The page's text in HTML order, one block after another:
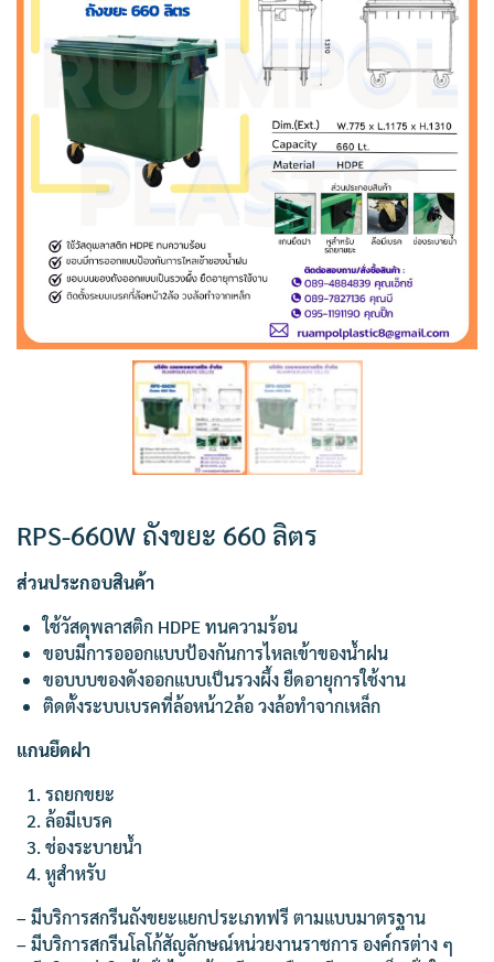
RPS-660W ถังขยะ 660 ลิตร
ส่วนประกอบสินค้า
ใช้วัสดุพลาสติก HDPE ทนความร้อน
ขอบมีการอออกแบบป้องกันการไหลเข้าของน้ำฝน
ขอบบบของดังออกแบบเป็นรวงผึ้ง ยืดอายุการใช้งาน
ติดตั้งระบบเบรคที่ล้อหน้า2ล้อ วงล้อทำจากเหล็ก
แกนยึดฝา
รถยกขยะ
ล้อมีเบรค
ช่องระบายน้ำ
หูสำหรับ
– มีบริการสกรีนถังขยะแยกประเภทฟรี ตามแบบมาตรฐาน
– มีบริการสกรีนโลโก้สัญลักษณ์หน่วยงานราชการ องค์กรต่าง ๆ